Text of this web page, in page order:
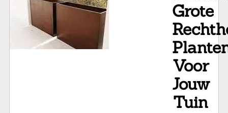
Grote
Voor
Jouw
Tuin